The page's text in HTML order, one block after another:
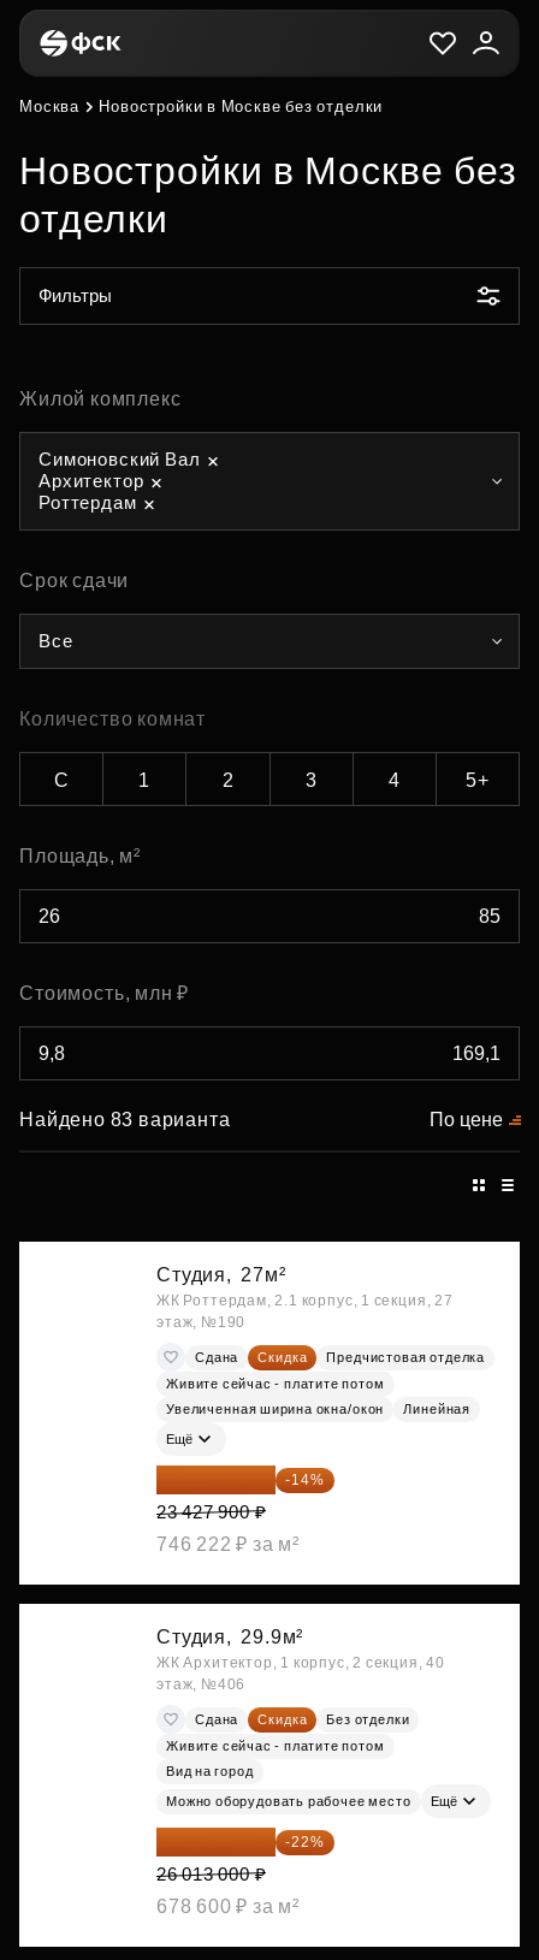
Москва Новостройки в Москве без отделки
Новостройки в Москве без
отделки
Фильтры
Жилой комплекс
Симоновский Вал
Архитектор
Роттердам
Срок сдачи
Все
Количество комнат
С 1 2 3 4 5+
Площадь, м²
Стоимость, млн ₽
Найдено 83 варианта По цене
Студия, 27м²
ЖК Роттердам, 2.1 корпус, 1 секция, 27
этаж, №190
Сдана Скидка
Предчистовая отделка
Живите сейчас - платите потом
Увеличенная ширина окна/окон
Линейная
Ещё
20 147 994 ₽ -14%
23 427 900 ₽
746 222 ₽ за м²
Студия, 29.9м²
ЖК Архитектор, 1 корпус, 2 секция, 40
этаж, №406
Сдана Скидка
Без отделки
Живите сейчас - платите потом
Вид на город
Можно оборудовать рабочее место Ещё
20 290 140 ₽ -22%
26 013 000 ₽
678 600 ₽ за м²